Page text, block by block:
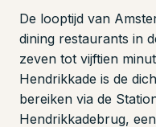
De looptijd van
dining restaurants in
zeven tot vijftien
Hendrikkade is de
bereiken via de
Hendrikkadebrug,